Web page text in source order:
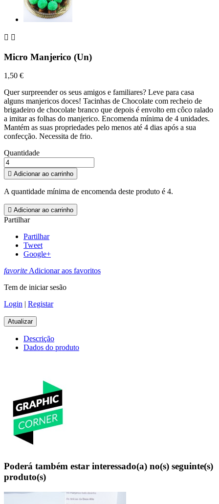
 
Micro Manjerico (Un)
1,50 €
Quer surpreender os seus amigos e familiares? Leve para casa
alguns manjericos doces! Tacinhas de Chocolate com recheio de
brigadeiro de chocolate branco que depois é envolto em côco ralado
a imitar as folhas do manjerico. Encomenda mínima de 4 unidades.
Mantém as suas propriedades pelo menos até 4 dias após a sua
confecção. Necessita de frio.
Quantidade
 Adicionar ao carrinho
A quantidade mínima de encomenda deste produto é 4.
 Adicionar ao carrinho
Partilhar
Partilhar
Tweet
Google+
favoriteAdicionar aos favoritos
Tem de iniciar sesão
Login | Registar
Descrição
Dados do produto
Poderá também estar interessado(a) no(s) seguinte(s)
produto(s)